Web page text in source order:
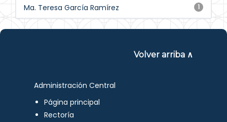
1
Ma. Teresa García Ramírez
Volver arriba ∧
Administración Central
Página principal
Rectoría